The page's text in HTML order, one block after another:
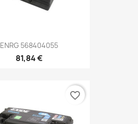
ENRG 568404055
81,84 €
favorite_border